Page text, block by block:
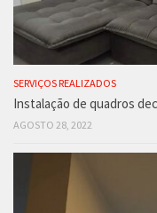
SERVIÇOS REALIZADOS
Instalação de quadros
AGOSTO 28, 2022